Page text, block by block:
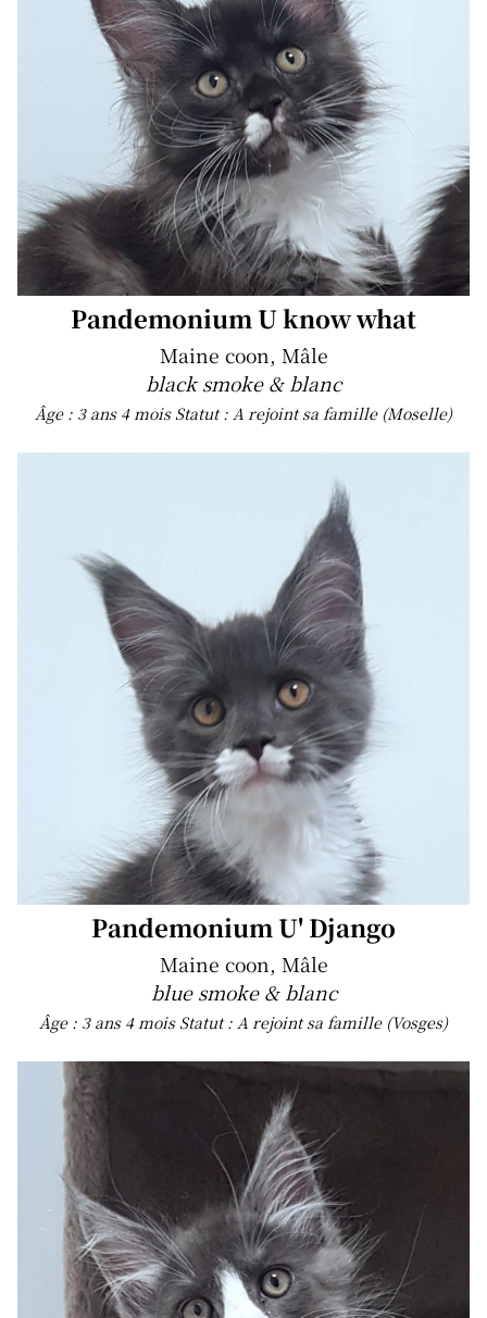
Pandemonium U know what
Maine coon, Mâle
black smoke & blanc
Âge : 3 ans 4 mois Statut : A rejoint sa famille (Moselle)
Pandemonium U' Django
Maine coon, Mâle
blue smoke & blanc
Âge : 3 ans 4 mois Statut : A rejoint sa famille (Vosges)